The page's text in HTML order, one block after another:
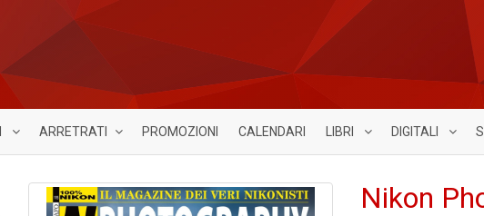
ARRETRATI PROMOZIONI CALENDARI LIBRI DIGITALI
Nikon